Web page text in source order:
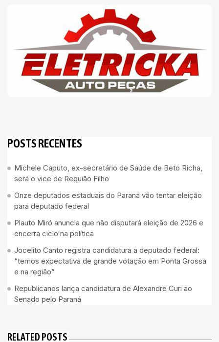
POSTS RECENTES
Michele Caputo, ex-secretário de Saúde de Beto Richa,
será o vice de Requião Filho
Onze deputados estaduais do Paraná vão tentar eleição
para deputado federal
Plauto Miró anuncia que não disputará eleição de 2026 e
encerra ciclo na política
Jocelito Canto registra candidatura a deputado federal:
“temos expectativa de grande votação em Ponta Grossa
e na região”
Republicanos lança candidatura de Alexandre Curi ao
Senado pelo Paraná
RELATED POSTS